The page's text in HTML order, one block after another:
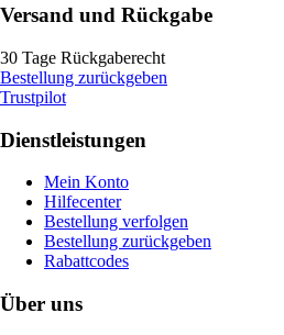
Versand und Rückgabe
30 Tage Rückgaberecht
Bestellung zurückgeben
Trustpilot
Dienstleistungen
Mein Konto
Hilfecenter
Bestellung verfolgen
Bestellung zurückgeben
Rabattcodes
Über uns